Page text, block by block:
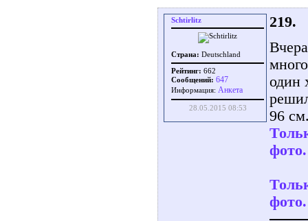
Schtirlitz
Страна: Deutschland
Рейтинг: 662
Сообщений: 647
Информация: Aнкета
28.05.2015 08:53
219.
один
96
фото.
фото.